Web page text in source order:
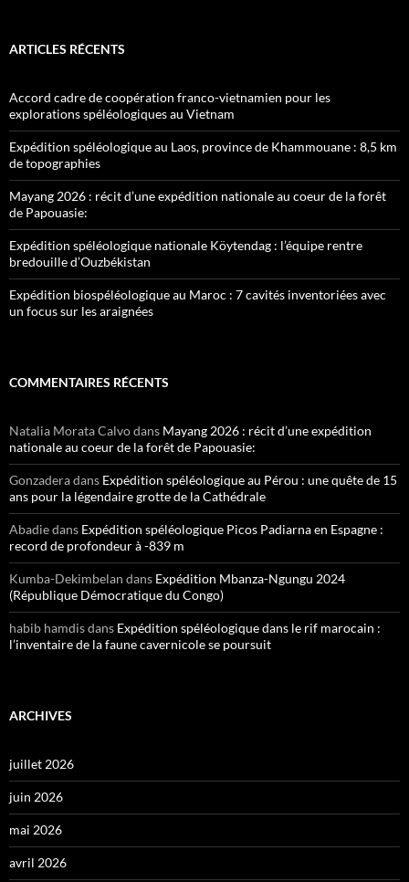
ARTICLES RÉCENTS
Accord cadre de coopération franco-vietnamien pour les
explorations spéléologiques au Vietnam
Expédition spéléologique au Laos, province de Khammouane : 8,5 km
de topographies
Mayang 2026 : récit d’une expédition nationale au coeur de la forêt
de Papouasie:
Expédition spéléologique nationale Köytendag : l’équipe rentre
bredouille d’Ouzbékistan
Expédition biospéléologique au Maroc : 7 cavités inventoriées avec
un focus sur les araignées
COMMENTAIRES RÉCENTS
Natalia Morata Calvodans Mayang 2026 : récit d’une expédition
nationale au coeur de la forêt de Papouasie:
Gonzaderadans Expédition spéléologique au Pérou : une quête de 15
ans pour la légendaire grotte de la Cathédrale
Abadiedans Expédition spéléologique Picos Padiarna en Espagne :
record de profondeur à -839 m
Kumba-Dekimbelan dans Expédition Mbanza-Ngungu 2024
(République Démocratique du Congo)
habib hamdisdans Expédition spéléologique dans le rif marocain :
l’inventaire de la faune cavernicole se poursuit
ARCHIVES
juillet 2026
juin 2026
mai 2026
avril 2026